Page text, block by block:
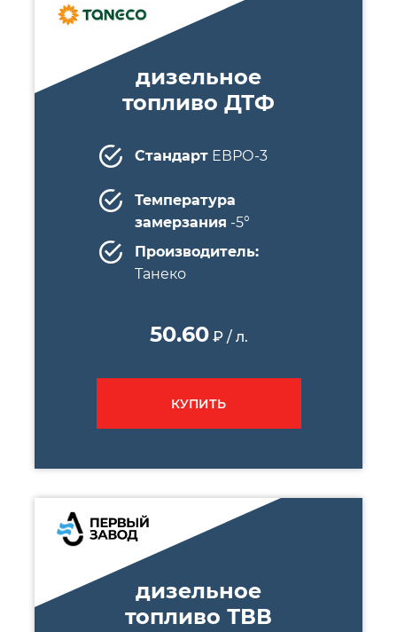
дизельное
топливо ДТФ
СтандартЕВРО-3
Температура
замерзания -5°
Производитель:
Танеко
50.60 ₽ / л.
КУПИТЬ
дизельное
топливо ТВВ